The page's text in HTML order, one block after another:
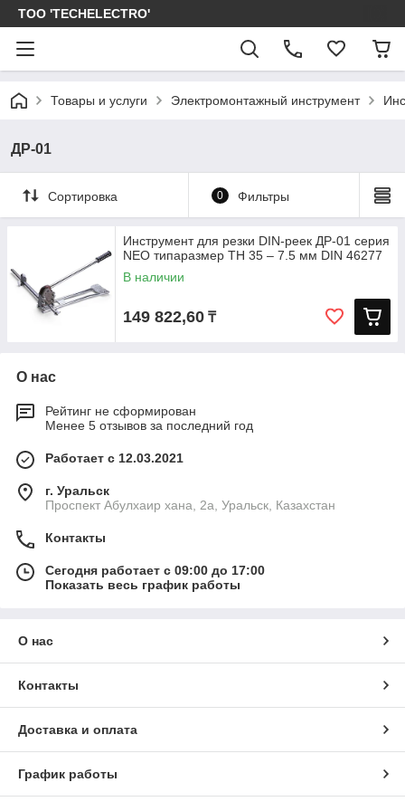
ТОО 'TECHELECTRO'
Товары и услуги Электромонтажный инструмент
ДР-01
Сортировка 0 Фильтры
Инструмент для резки DIN-реек ДР-01 серия
NEO типаразмер ТН 35 – 7.5 мм DIN 46277
В наличии
149 822,60 ₸
О нас
Рейтинг не сформирован
Менее 5 отзывов за последний год
Работает с 12.03.2021
г. Уральск
Проспект Абулхаир хана, 2а, Уральск, Казахстан
Контакты
Сегодня работает с 09:00 до 17:00
Показать весь график работы
О нас
Контакты
Доставка и оплата
График работы